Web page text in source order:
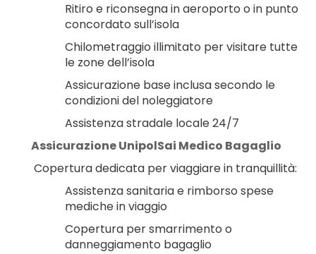
Ritiro e riconsegna in aeroporto o in punto
concordato sull’isola
Chilometraggio illimitato per visitare tutte
le zone dell’isola
Assicurazione base inclusa secondo le
condizioni del noleggiatore
Assistenza stradale locale 24/7
Assicurazione UnipolSai Medico Bagaglio
Copertura dedicata per viaggiare in tranquillità:
Assistenza sanitaria e rimborso spese
mediche in viaggio
Copertura per smarrimento o
danneggiamento bagaglio